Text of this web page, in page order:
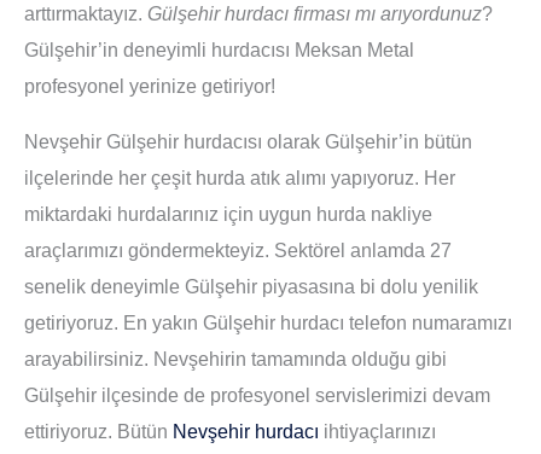
arttırmaktayız. Gülşehir hurdacı firması mı arıyordunuz?
Gülşehir’in deneyimli hurdacısı Meksan Metal
profesyonel yerinize getiriyor!
Nevşehir Gülşehir hurdacısı olarak Gülşehir’in bütün
ilçelerinde her çeşit hurda atık alımı yapıyoruz. Her
miktardaki hurdalarınız için uygun hurda nakliye
araçlarımızı göndermekteyiz. Sektörel anlamda 27
senelik deneyimle Gülşehir piyasasına bi dolu yenilik
getiriyoruz. En yakın Gülşehir hurdacı telefon numaramızı
arayabilirsiniz. Nevşehirin tamamında olduğu gibi
Gülşehir ilçesinde de profesyonel servislerimizi devam
ettiriyoruz. Bütün Nevşehir hurdacı ihtiyaçlarınızı